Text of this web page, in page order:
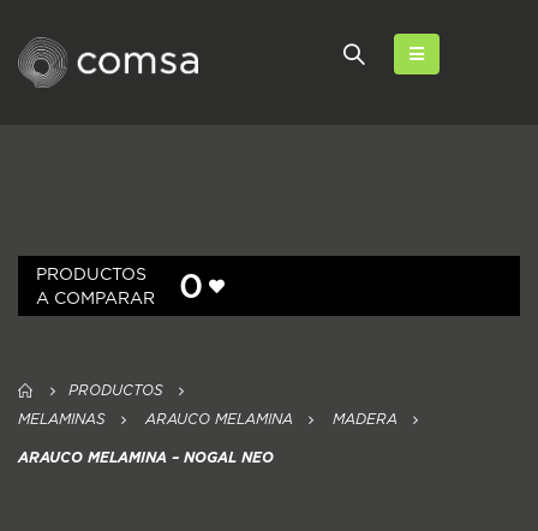
PRODUCTOS
A COMPARAR
0
PRODUCTOS
MELAMINAS
ARAUCO MELAMINA MADERA
ARAUCO MELAMINA – NOGAL NEO